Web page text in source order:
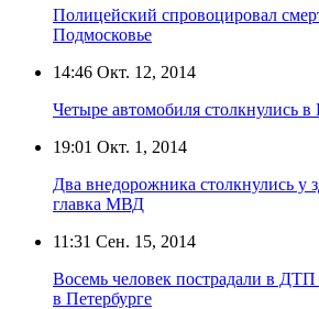
Полицейский спровоцировал
Подмосковье
14:46 Окт. 12, 2014
Четыре автомобиля столкнулись в
19:01 Окт. 1, 2014
Два внедорожника столкнулись у
главка МВД
11:31 Сен. 15, 2014
Восемь человек пострадали в
в Петербурге